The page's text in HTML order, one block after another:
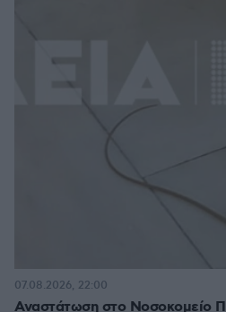
Αναστάτωση στο Νοσοκομείο
07.08.2026, 22:00